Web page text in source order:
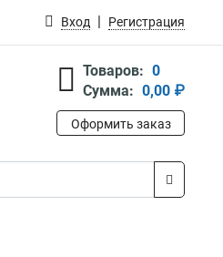
Вход Регистрация
Товаров: 0
Сумма: 0,00 ₽
Оформить заказ